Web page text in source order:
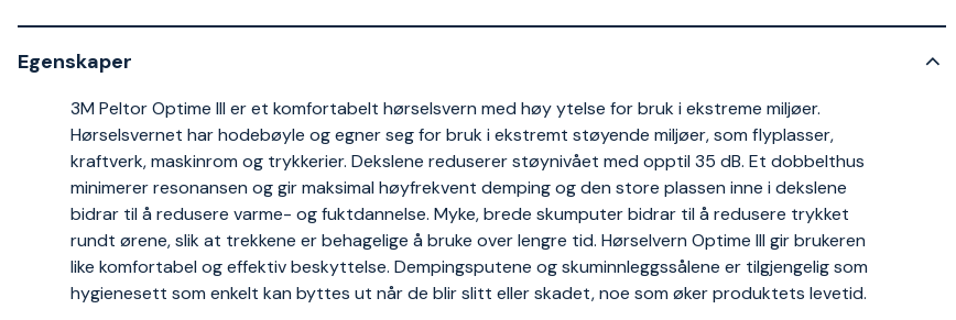
Egenskaper
3M Peltor Optime III er et komfortabelt hørselsvern med høy ytelse for bruk i ekstreme miljøer.
Hørselsvernet har hodebøyle og egner seg for bruk i ekstremt støyende miljøer, som flyplasser,
kraftverk, maskinrom og trykkerier. Dekslene reduserer støynivået med opptil 35 dB. Et dobbelthus
minimerer resonansen og gir maksimal høyfrekvent demping og den store plassen inne i dekslene
bidrar til å redusere varme- og fuktdannelse. Myke, brede skumputer bidrar til å redusere trykket
rundt ørene, slik at trekkene er behagelige å bruke over lengre tid. Hørselvern Optime III gir brukeren
like komfortabel og effektiv beskyttelse. Dempingsputene og skuminnleggssålene er tilgjengelig som
hygienesett som enkelt kan byttes ut når de blir slitt eller skadet, noe som øker produktets levetid.